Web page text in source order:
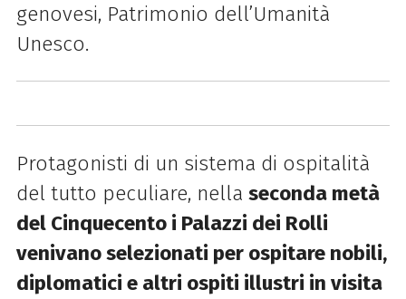
genovesi, Patrimonio dell’Umanità
Unesco.
Protagonisti di un sistema di ospitalità
del tutto peculiare, nella seconda metà
del Cinquecento i Palazzi dei Rolli
venivano selezionati per ospitare nobili,
diplomatici e altri ospiti illustri in visita